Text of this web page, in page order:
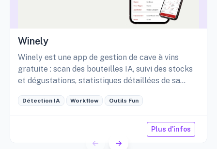
Winely
Winely est une app de gestion de cave à vins
gratuite : scan des bouteilles IA, suivi des stocks
et dégustations, statistiques détaillées de sa
Détection IA Workflow Outils Fun
Plus d'infos